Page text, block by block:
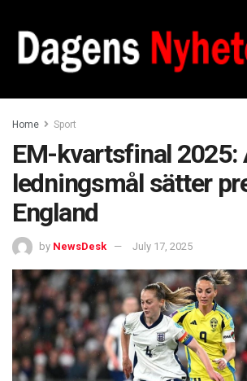
Home Sport
EM-kvartsfinal 2025:
ledningsmål sätter
England
by NewsDesk July 17, 2025